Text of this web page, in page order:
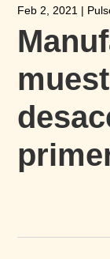
Feb 2, 2021 |